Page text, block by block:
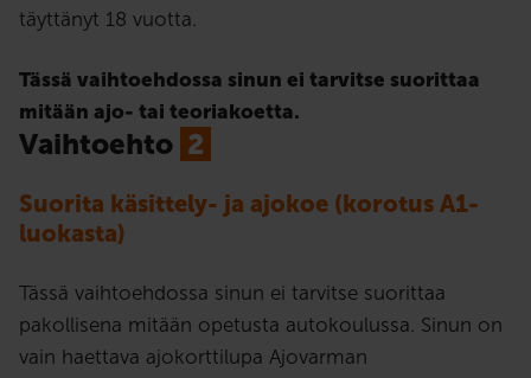
täyttänyt 18 vuotta.
Tässä vaihtoehdossa sinun ei tarvitse suorittaa
mitään ajo- tai teoriakoetta.
Vaihtoehto 2
Suorita käsittely- ja ajokoe (korotus A1-
luokasta)
Tässä vaihtoehdossa sinun ei tarvitse suorittaa
pakollisena mitään opetusta autokoulussa. Sinun on
vain haettava ajokorttilupa Ajovarman